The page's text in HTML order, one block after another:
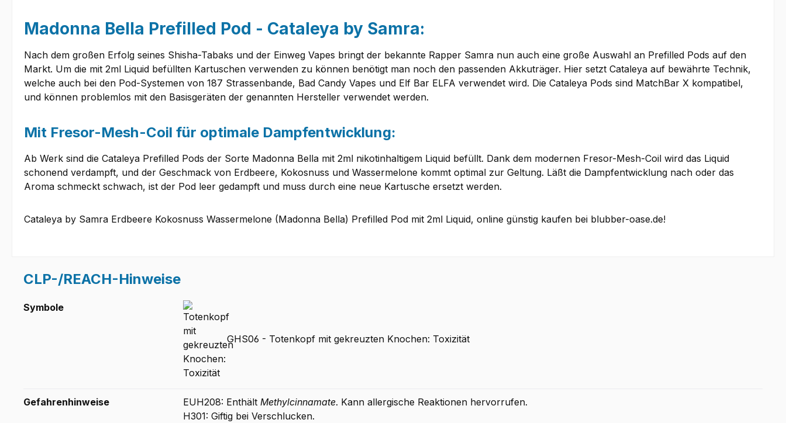
Madonna Bella Prefilled Pod - Cataleya by Samra:
Nach dem großen Erfolg seines Shisha-Tabaks und der Einweg Vapes bringt der bekannte Rapper Samra nun auch eine große Auswahl an Prefilled Pods auf den
Markt. Um die mit 2ml Liquid befüllten Kartuschen verwenden zu können benötigt man noch den passenden Akkuträger. Hier setzt Cataleya auf bewährte Technik,
welche auch bei den Pod-Systemen von 187 Strassenbande, Bad Candy Vapes und Elf Bar ELFA verwendet wird. Die Cataleya Pods sind MatchBar X kompatibel,
und können problemlos mit den Basisgeräten der genannten Hersteller verwendet werden.
Mit Fresor-Mesh-Coil für optimale Dampfentwicklung:
Ab Werk sind die Cataleya Prefilled Pods der Sorte Madonna Bella mit 2ml nikotinhaltigem Liquid befüllt. Dank dem modernen Fresor-Mesh-Coil wird das Liquid
schonend verdampft, und der Geschmack von Erdbeere, Kokosnuss und Wassermelone kommt optimal zur Geltung. Läßt die Dampfentwicklung nach oder das
Aroma schmeckt schwach, ist der Pod leer gedampft und muss durch eine neue Kartusche ersetzt werden.
Cataleya by Samra Erdbeere Kokosnuss Wassermelone (Madonna Bella) Prefilled Pod mit 2ml Liquid, online günstig kaufen bei blubber-oase.de!
CLP-/REACH-Hinweise
Symbole
GHS06 - Totenkopf mit gekreuzten Knochen: Toxizität
Gefahrenhinweise EUH208: Enthält Methylcinnamate. Kann allergische Reaktionen hervorrufen.
H301: Giftig bei Verschlucken.